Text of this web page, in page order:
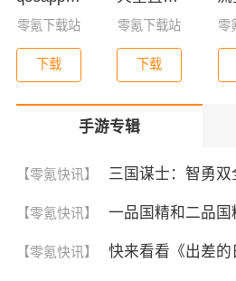
零氪下载站
下载
零氪下载站
下载
零
手游专辑
【零氪快讯】 三国谋士：智勇
【零氪快讯】
【零氪快讯】